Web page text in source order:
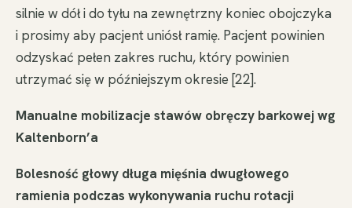
silnie w dół i do tyłu na zewnętrzny koniec obojczyka
i prosimy aby pacjent uniósł ramię. Pacjent powinien
odzyskać pełen zakres ruchu, który powinien
utrzymać się w późniejszym okresie [22].
Manualne mobilizacje stawów obręczy barkowej wg
Kaltenborn’a
Bolesność głowy długa mięśnia dwugłowego
ramienia podczas wykonywania ruchu rotacji